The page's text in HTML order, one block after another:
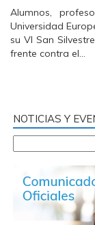
Alumnos,
Universidad
su VI San
frente contra el…
NOTICIAS Y